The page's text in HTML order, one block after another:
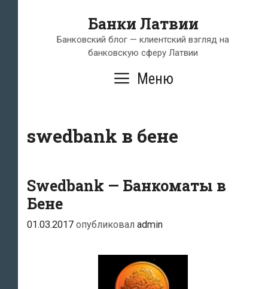
содержимому
Банки Латвии
Банковский блог — клиентский взгляд на
банковскую сферу Латвии
Меню
swedbank в бене
Swedbank — Банкоматы в
Бене
01.03.2017 опубликовал admin